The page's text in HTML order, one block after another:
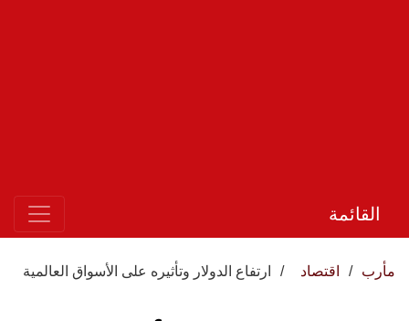
القائمة
مأرب اقتصاد ارتفاع الدولار وتأثيره على الأسواق العالمية